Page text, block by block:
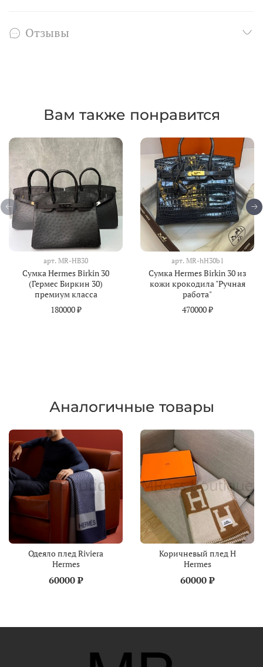
Отзывы
Вам также понравится
арт. MR-HB30
Сумка Hermes Birkin 30
(Гермес Биркин 30)
премиум класса
180000 ₽
арт. MR-hH30b1
Сумка Hermes Birkin 30 из
кожи крокодила "Ручная
работа"
470000 ₽
Аналогичные товары
Одеяло плед Riviera
Hermes
60000 ₽
Коричневый плед H
Hermes
60000 ₽